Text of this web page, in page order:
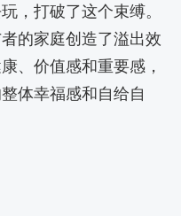
，打破了这个束缚。
的家庭创造了溢出效
、价值感和重要感，
体幸福感和自给自